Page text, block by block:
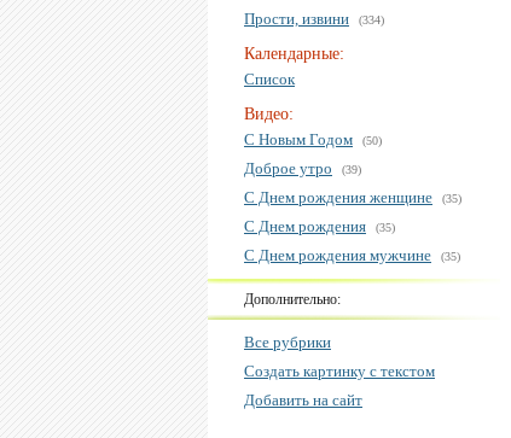
Прости, извини (334)
Календарные:
Список
Видео:
С Новым Годом
(50)
Доброе утро (39)
С Днем рождения женщине (35)
С Днем рождения (35)
С Днем рождения мужчине (35)
Дополнительно:
Все рубрики
Создать картинку с текстом
Добавить на сайт